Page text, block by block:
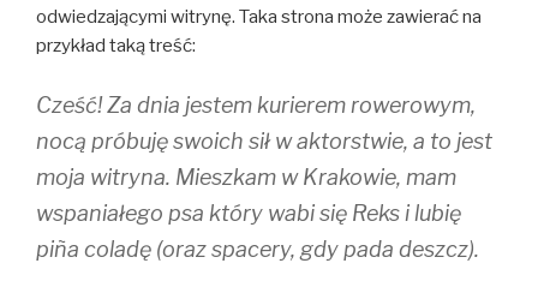
odwiedzającymi witrynę. Taka strona może zawierać na
przykład taką treść:
Cześć! Za dnia jestem kurierem rowerowym,
nocą próbuję swoich sił w aktorstwie, a to jest
moja witryna. Mieszkam w Krakowie, mam
wspaniałego psa który wabi się Reks i lubię
piña coladę (oraz spacery, gdy pada deszcz).